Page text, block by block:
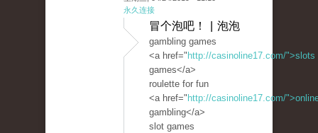
永久连接
冒个泡吧！ | 泡泡
gambling games
<a href=" http://casinoline17.com/">slots
games</a>
roulette for fun
<a href=" http://casinoline17.com/
gambling</a>
slot games